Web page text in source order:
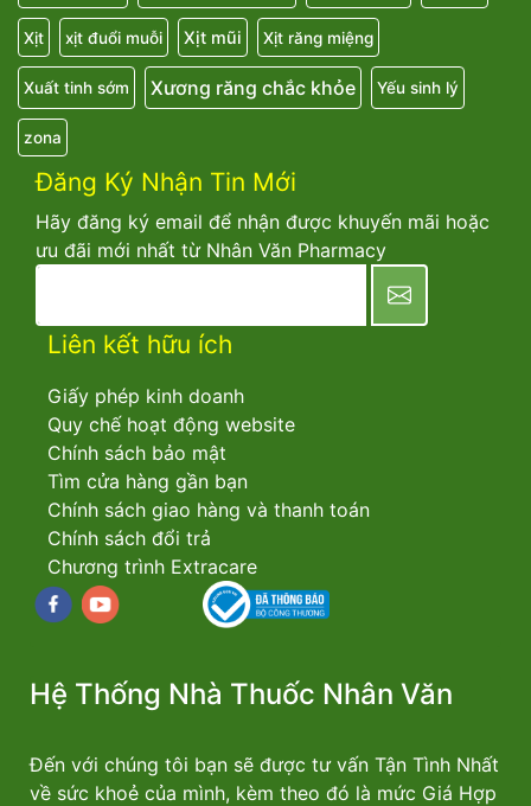
Xịt xịt đuổi muỗi Xịt mũi Xịt răng miệng
Xuất tinh sớm Xương răng chắc khỏe Yếu sinh lý
zona
Đăng Ký Nhận Tin Mới
Hãy đăng ký email để nhận được khuyến mãi hoặc
ưu đãi mới nhất từ Nhân Văn Pharmacy
Liên kết hữu ích
Giấy phép kinh doanh
Quy chế hoạt động website
Chính sách bảo mật
Tìm cửa hàng gần bạn
Chính sách giao hàng và thanh toán
Chính sách đổi trả
Chương trình Extracare
Facebookyoutube
Hệ Thống Nhà Thuốc Nhân Văn
Đến với chúng tôi bạn sẽ được tư vấn Tận Tình Nhất
về sức khoẻ của mình, kèm theo đó là mức Giá Hợp